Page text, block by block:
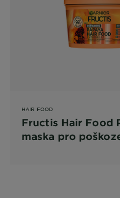
HAIR FOOD
Fructis Hair Food
maska pro